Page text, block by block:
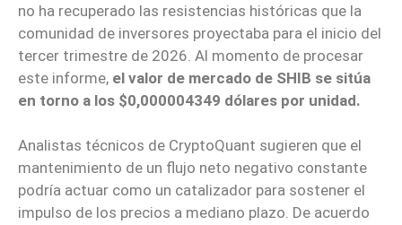
no ha recuperado las resistencias históricas que la
comunidad de inversores proyectaba para el inicio del
tercer trimestre de 2026. Al momento de procesar
este informe, el valor de mercado de SHIB se sitúa
en torno a los $0,000004349 dólares por unidad.
Analistas técnicos de CryptoQuant sugieren que el
mantenimiento de un flujo neto negativo constante
podría actuar como un catalizador para sostener el
impulso de los precios a mediano plazo. De acuerdo